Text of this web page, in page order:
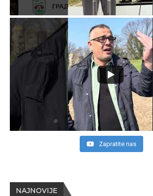
NAJNOVIJE
Zapratite nas